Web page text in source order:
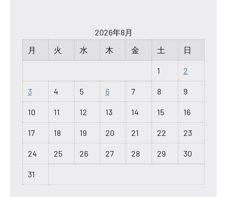
2026年8月
月
火 水 木 金 土 日
1 2
3 4 5 6 7 8 9
10 11 12 13 14 15 16
17 18 19 20 21 22 23
24 25 26 27 28 29 30
31